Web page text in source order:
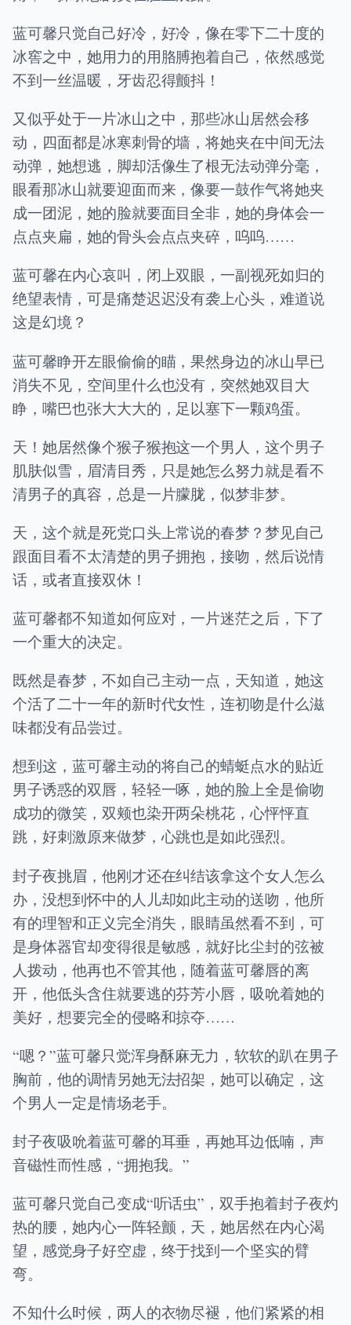
蓝可馨只觉自己好冷，好冷，像在零下二十度的
冰窖之中，她用力的用胳膊抱着自己，依然感觉
不到一丝温暖，牙齿忍得颤抖！
又似乎处于一片冰山之中，那些冰山居然会移
动，四面都是冰寒刺骨的墙，将她夹在中间无法
动弹，她想逃，脚却活像生了根无法动弹分毫，
眼看那冰山就要迎面而来，像要一鼓作气将她夹
成一团泥，她的脸就要面目全非，她的身体会一
点点夹扁，她的骨头会点点夹碎，呜呜……
蓝可馨在内心哀叫，闭上双眼，一副视死如归的
绝望表情，可是痛楚迟迟没有袭上心头，难道说
这是幻境？
蓝可馨睁开左眼偷偷的瞄，果然身边的冰山早已
消失不见，空间里什么也没有，突然她双目大
睁，嘴巴也张大大大的，足以塞下一颗鸡蛋。
天！她居然像个猴子猴抱这一个男人，这个男子
肌肤似雪，眉清目秀，只是她怎么努力就是看不
清男子的真容，总是一片朦胧，似梦非梦。
天，这个就是死党口头上常说的春梦？梦见自己
跟面目看不太清楚的男子拥抱，接吻，然后说情
话，或者直接双休！
蓝可馨都不知道如何应对，一片迷茫之后，下了
一个重大的决定。
既然是春梦，不如自己主动一点，天知道，她这
个活了二十一年的新时代女性，连初吻是什么滋
味都没有品尝过。
想到这，蓝可馨主动的将自己的蜻蜓点水的贴近
男子诱惑的双唇，轻轻一啄，她的脸上全是偷吻
成功的微笑，双颊也染开两朵桃花，心怦怦直
跳，好刺激原来做梦，心跳也是如此强烈。
封子夜挑眉，他刚才还在纠结该拿这个女人怎么
办，没想到怀中的人儿却如此主动的送吻，他所
有的理智和正义完全消失，眼睛虽然看不到，可
是身体器官却变得很是敏感，就好比尘封的弦被
人拨动，他再也不管其他，随着蓝可馨唇的离
开，他低头含住就要逃的芬芳小唇，吸吮着她的
美好，想要完全的侵略和掠夺……
“嗯？”蓝可馨只觉浑身酥麻无力，软软的趴在男子
胸前，他的调情另她无法招架，她可以确定，这
个男人一定是情场老手。
封子夜吸吮着蓝可馨的耳垂，再她耳边低喃，声
音磁性而性感，“拥抱我。”
蓝可馨只觉自己变成“听话虫”，双手抱着封子夜灼
热的腰，她内心一阵轻颤，天，她居然在内心渴
望，感觉身子好空虚，终于找到一个坚实的臂
弯。
不知什么时候，两人的衣物尽褪，他们紧紧的相